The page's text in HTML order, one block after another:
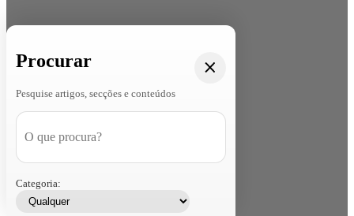
Procurar
Pesquise artigos, secções e conteúdos
Categoria: